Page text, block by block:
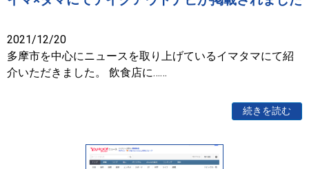
2021/12/20
多摩市を中心にニュースを取り上げているイマタマにて紹
介いただきました。 飲食店に……
続きを読む